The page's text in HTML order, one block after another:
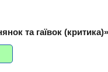
та гаївок